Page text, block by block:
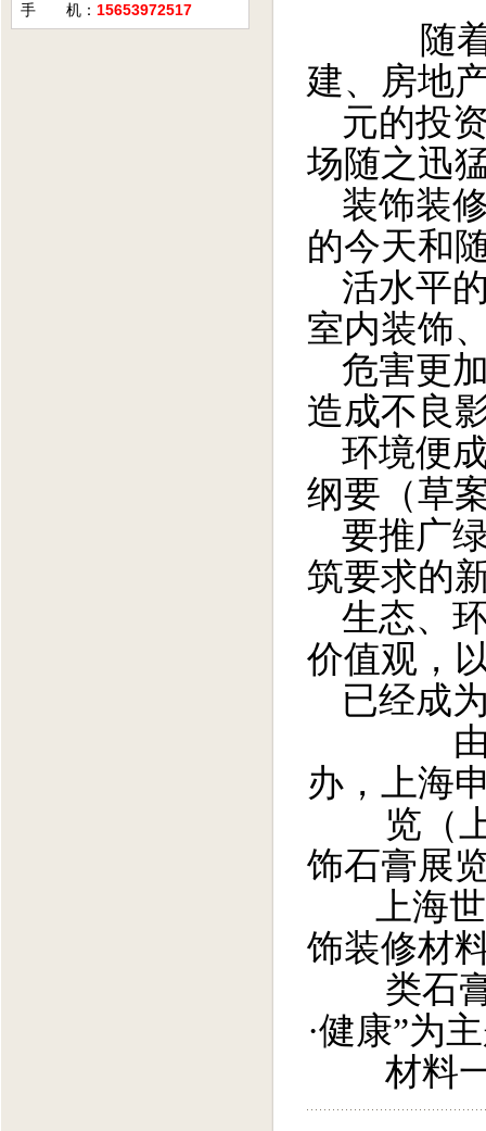
手 机： 15653972517
随
建、房地
元的投
场随之迅
装饰装
的今天和
活水平
室内装饰
危害更
造成不良
环境便
纲要（草
要推广
筑要求的
生态、
价值观，
已经成
由中国
办，
上海
览（上
饰石膏展
上海世
饰装修材
类石膏
·健康”为
材料一